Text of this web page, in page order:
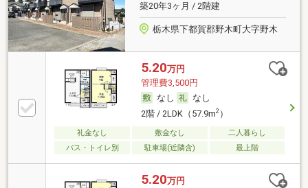
築20年3ヶ月 / 2階建
栃木県下都賀郡野木町大字野木
5.20万円
管理費3,500円
なし
なし
2階 / 2LDK（57.9m2）
礼金なし 敷金なし
二人暮らし
バス・トイレ別
駐車場(近隣含) 最上階
5.20万円